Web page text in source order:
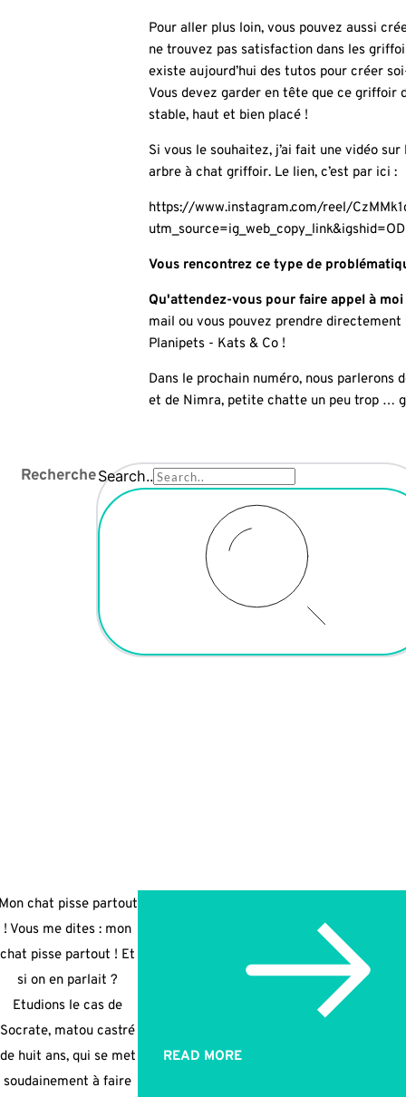
Pour aller plus loin, vous pouvez aussi
ne trouvez pas satisfaction dans les
existe aujourd’hui des tutos pour créer
Vous devez garder en tête que ce griffoir
stable, haut et bien placé !
Si vous le souhaitez, j’ai fait une vidéo sur
arbre à chat griffoir. Le lien, c’est par ici :
https://www.instagram.com/reel/
Vous rencontrez ce type de
Qu'attendez-vous pour faire appel à moi
mail ou vous pouvez prendre directement
Planipets - Kats & Co !
Dans le prochain numéro, nous parlerons
et de Nimra, petite chatte un peu trop …
RechercheSearch..
chat pisse partout
! Vous me dites : mon
chat pisse partout ! Et
si on en parlait ?
Etudions le cas de
Socrate, matou castré
de huit ans, qui se met
soudainement à faire
READ MORE